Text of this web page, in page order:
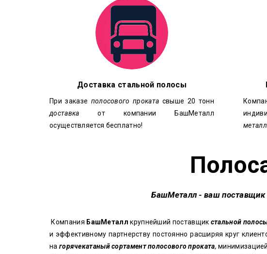
Доставка стальной полосы
При заказе полосового проката свыше 20 тонн
доставка от компании БашМеталл
осуществляется бесплатно!
БашМеталл - ваш поставщик
Компания БашМеталл крупнейший поставщик стальной
и эффективному партнерству постоянно расширяя круг
на горячекатаный сортамент полосового проката,